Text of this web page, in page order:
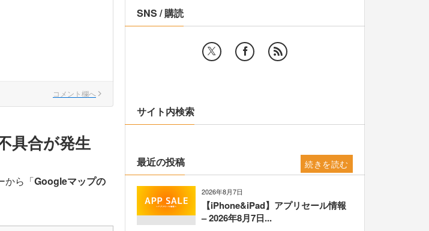
コメント欄へ
具合が発生
から「Googleマップの
SNS / 購読
サイト内検索
最近の投稿
2026年8月7日
【iPhone&iPad】アプリセール情報
– 2026年8月7日...
続きを読む